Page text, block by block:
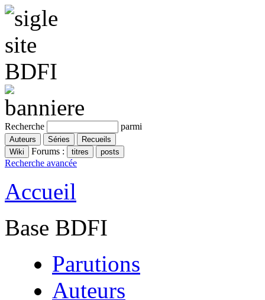
Recherche parmi
Forums :
Recherche avancée
Accueil
Base BDFI
Parutions
Auteurs